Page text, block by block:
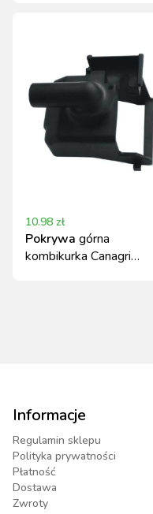
10.98 zł
Pokrywa górna
kombikurka Canagri
Informacje
Regulamin sklepu
Polityka prywatności
Płatność
Dostawa
Zwroty